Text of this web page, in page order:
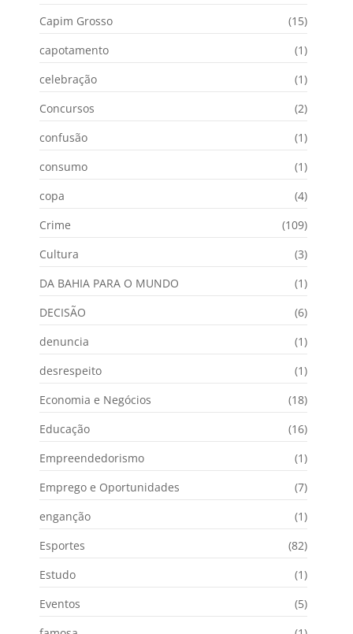
Capim Grosso
(15)
capotamento
(1)
celebração
(1)
Concursos
(2)
confusão
(1)
consumo
(1)
copa
(4)
Crime
(109)
Cultura
(3)
DA BAHIA PARA O MUNDO
(1)
DECISÃO
(6)
denuncia
(1)
desrespeito
(1)
Economia e Negócios
(18)
Educação
(16)
Empreendedorismo
(1)
Emprego e Oportunidades
(7)
enganção
(1)
Esportes
(82)
Estudo
(1)
Eventos
(5)